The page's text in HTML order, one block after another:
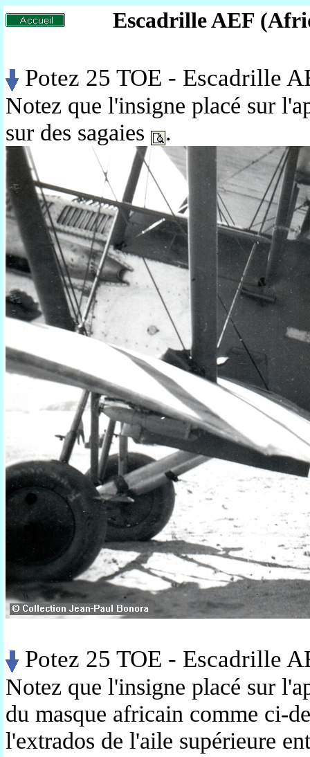
Escadrille AEF
Potez 25 TOE - Escadrille
Notez que l'insigne placé sur
sur des sagaies
.
Potez 25 TOE - Escadrille
Notez que l'insigne placé sur
du masque africain comme ci-
l'extrados de l'aile supérieure